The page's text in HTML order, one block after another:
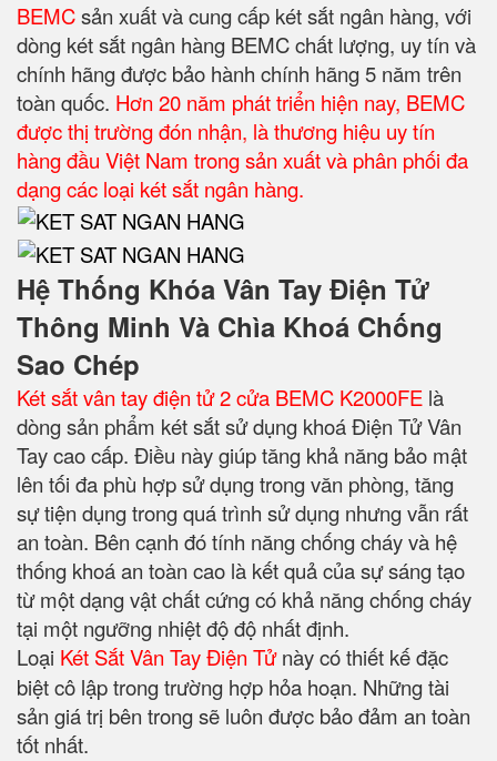
BEMCsản xuất và cung cấp két sắt ngân hàng, với
dòng két sắt ngân hàng BEMC chất lượng, uy tín và
chính hãng được bảo hành chính hãng 5 năm trên
toàn quốc. Hơn 20 năm phát triển hiện nay, BEMC
được thị trường đón nhận, là thương hiệu uy tín
hàng đầu Việt Nam trong sản xuất và phân phối đa
dạng các loại két sắt ngân hàng.
Hệ Thống Khóa Vân Tay Điện Tử
Thông Minh Và Chìa Khoá Chống
Sao Chép
Két sắt vân tay điện tử 2 cửa BEMC K2000FE là
dòng sản phẩm két sắt sử dụng khoá Điện Tử Vân
Tay cao cấp. Điều này giúp tăng khả năng bảo mật
lên tối đa phù hợp sử dụng trong văn phòng, tăng
sự tiện dụng trong quá trình sử dụng nhưng vẫn rất
an toàn. Bên cạnh đó tính năng chống cháy và hệ
thống khoá an toàn cao là kết quả của sự sáng tạo
từ một dạng vật chất cứng có khả năng chống cháy
tại một ngưỡng nhiệt độ độ nhất định.
Loại Két Sắt Vân Tay Điện Tử này có thiết kế đặc
biệt cô lập trong trường hợp hỏa hoạn. Những tài
sản giá trị bên trong sẽ luôn được bảo đảm an toàn
tốt nhất.